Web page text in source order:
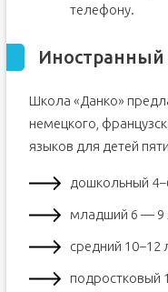
телефону.
Школа «Данко»
немецкого,
языков для детей
дошкольный
младший 6 — 9
средний 10−12
подростковый